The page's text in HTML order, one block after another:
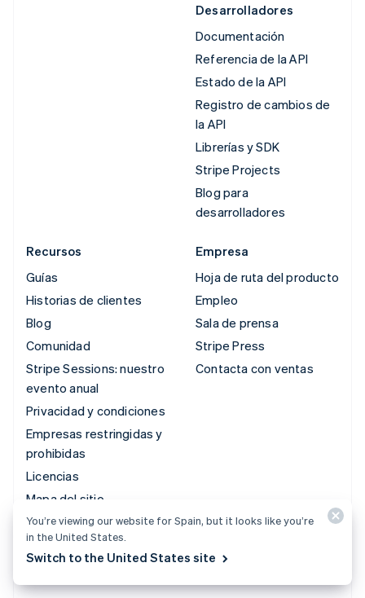
Desarrolladores
Documentación
Referencia de la API
Estado de la API
Registro de cambios de
la API
Librerías y SDK
Stripe Projects
Blog para
desarrolladores
Recursos
Guías
Historias de clientes
Blog
Comunidad
Stripe Sessions: nuestro
evento anual
Privacidad y condiciones
Empresas restringidas y
prohibidas
Licencias
Mapa del sitio
Configuración de
cookies
Más recursos
Empresa
Hoja de ruta del producto
Empleo
Sala de prensa
Stripe Press
Contacta con ventas
You’re viewing our website for Spain, but it looks like you’re
in the United States.
Switch to the United States site